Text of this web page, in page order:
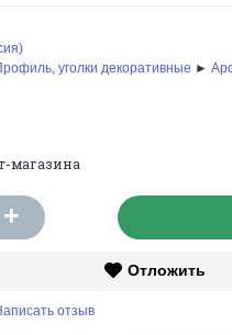
уголки декоративные ►
магазина
+
Отложить
отзыв